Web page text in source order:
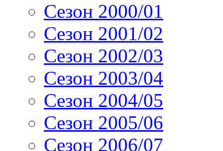
Сезон 2000/01
Сезон 2001/02
Сезон 2002/03
Сезон 2003/04
Сезон 2004/05
Сезон 2005/06
Сезон 2006/07